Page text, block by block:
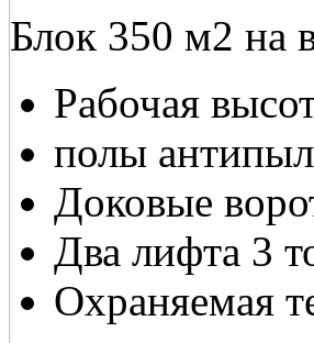
Блок 350 м2 на
Рабочая
полы
Доковые
Два лифта 3
Охраняемая